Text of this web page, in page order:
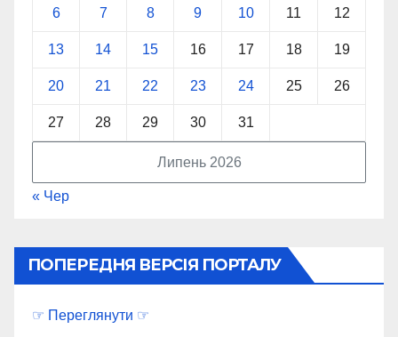
Липень 2026
6 7 8 9 10 11 12
13 14 15 16 17 18 19
20 21 22 23 24 25 26
27 28 29 30 31
« Чер
ПОПЕРЕДНЯ ВЕРСІЯ ПОРТАЛУ
☞ Переглянути ☞